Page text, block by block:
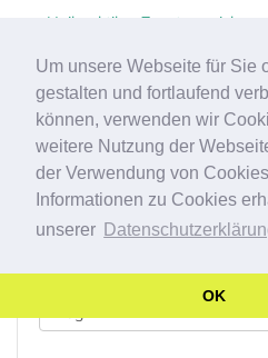
Um unsere Webseite für Sie
gestalten und fortlaufend
können, verwenden wir
weitere Nutzung der
der Verwendung von
Informationen zu Cookies
unserer
OK
Heilpraktiker
Sehhilfen - Kostenlose,
237 132 90
HEILPRAKTIKERZUSATZ-
Jetzt vergleichen
Angebot anfordern!